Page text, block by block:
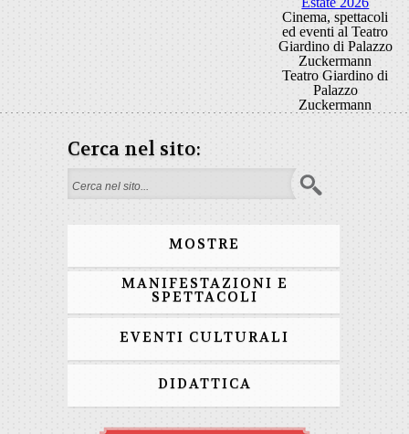
Cinema, spettacoli
ed eventi al Teatro
Giardino di Palazzo
Zuckermann
Teatro Giardino di
Palazzo
Zuckermann
Cerca nel sito:
Form di ricerca
MOSTRE
MANIFESTAZIONI E
SPETTACOLI
EVENTI CULTURALI
DIDATTICA